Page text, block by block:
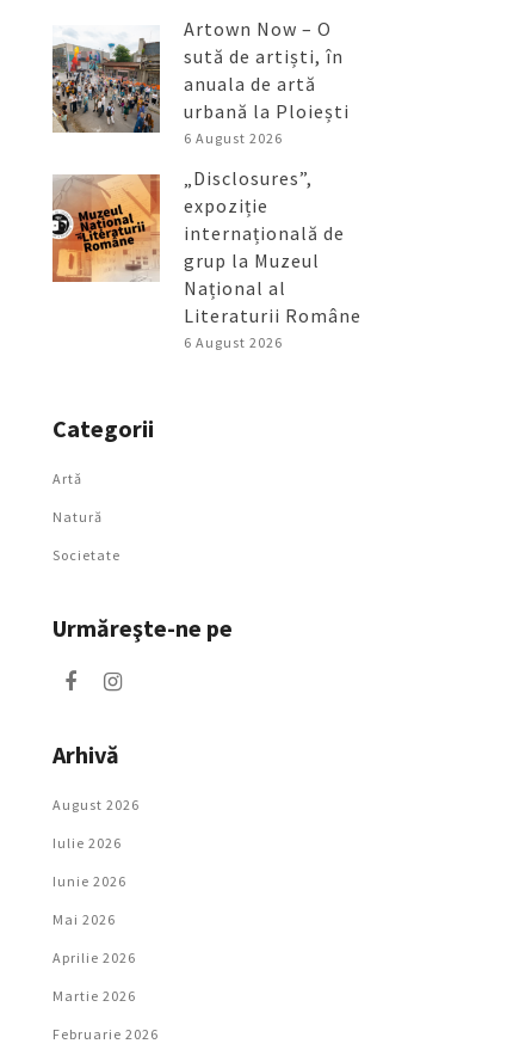
Artown Now – O
sută de artiști, în
anuala de artă
urbană la Ploiești
6 August 2026
„Disclosures”,
expoziție
internațională de
grup la Muzeul
Național al
Literaturii Române
6 August 2026
Categorii
Artǎ
Natură
Societate
Urmăreşte-ne pe
Arhivă
August 2026
Iulie 2026
Iunie 2026
Mai 2026
Aprilie 2026
Martie 2026
Februarie 2026